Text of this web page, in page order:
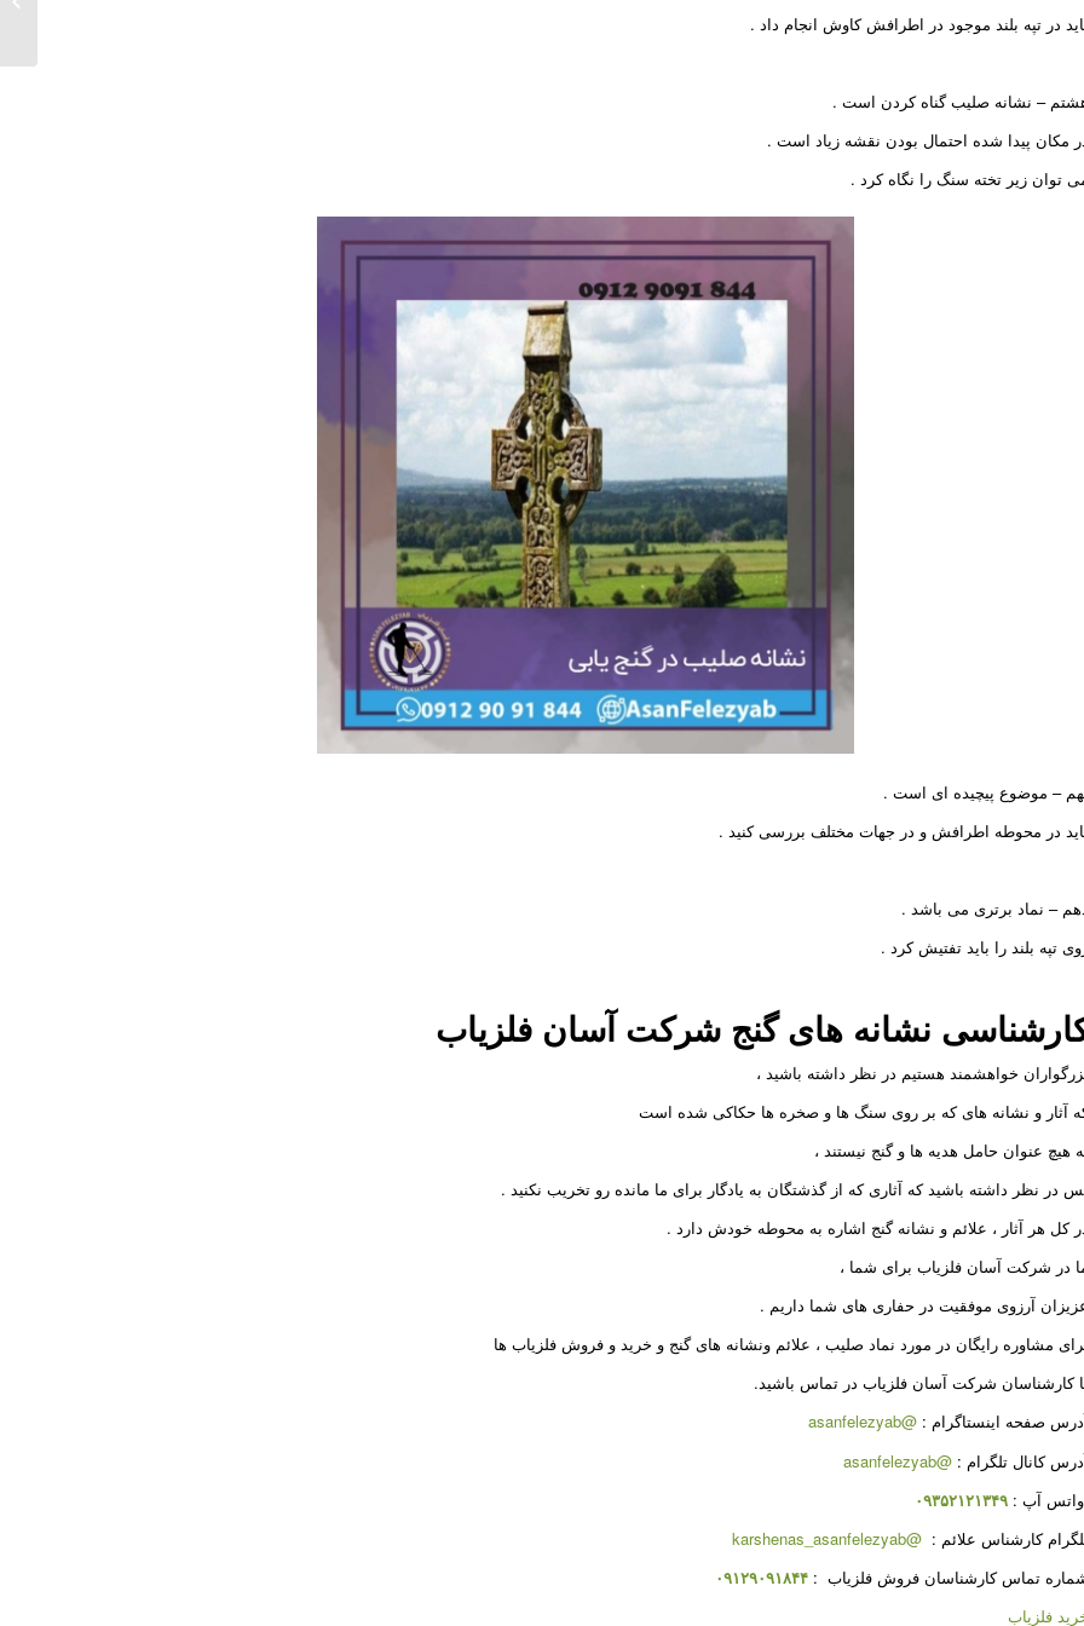
در تپه بلند موجود در اطرافش کاوش انجام داد .
– نشانه صلیب گناه کردن است .
مکان پیدا شده احتمال بودن نقشه زیاد است .
توان زیر تخته سنگ را نگاه کرد .
– موضوع پیچیده ای است .
در محوطه اطرافش و در جهات مختلف بررسی کنید .
– نماد برتری می باشد .
تپه بلند را باید تفتیش کرد .
نشانه های گنج شرکتآسان فلزیاب
خواهشمند هستیم در نظر داشته باشید ،
آثار و نشانه های که بر روی سنگ ها و صخره ها حکاکی شده است
هیچ عنوان حامل هدیه ها و گنج نیستند ،
در نظر داشته باشید که آثاری که از گذشتگان به یادگار برای ما مانده رو تخریب نکنید.
کل هر آثار ، علائم و نشانه گنج اشاره به محوطه خودش دارد.
در شرکت آسان فلزیاب برای شما ،
آرزوی موفقیت در حفاری های شما داریم .
مشاوره رایگان در مورد نماد صلیب ، علائم ونشانه های گنج و خرید و فروش فلزیاب ها
کارشناسان شرکت آسان فلزیاب در تماس باشید.
صفحه اینستاگرام :
@asanfelezyab
کانال تلگرام :
@asanfelezyab
واتس آپ: ۰۹۳۵۲۱۲۱۳۴۹
کارشناس علائم :
@karshenas_asanfelezyab
تماس کارشناسان فروش فلزیاب: ۰۹۱۲۹۰۹۱۸۴۴
فلزیاب